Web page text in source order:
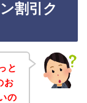
割引ク
と
お
の